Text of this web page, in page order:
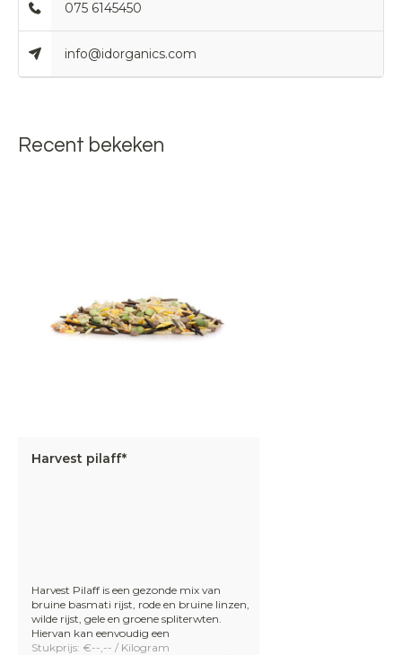
075 6145450
info@idorganics.com
Recent bekeken
Harvest pilaff*
Harvest Pilaff is een gezonde mix van
bruine basmati rijst, rode en bruine linzen,
wilde rijst, gele en groene spliterwten.
Hiervan kan eenvoudig een
Stukprijs: €--,-- / Kilogram